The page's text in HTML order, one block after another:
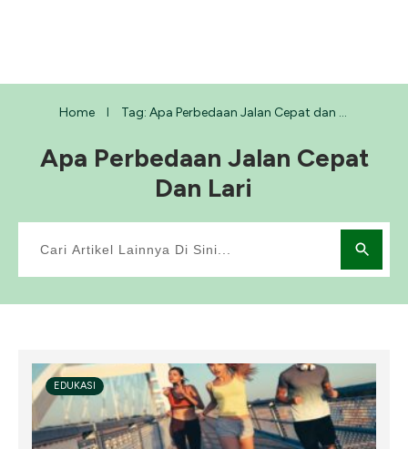
Home Tag: Apa Perbedaan Jalan Cepat dan Lari
Apa Perbedaan Jalan Cepat
Dan Lari
EDUKASI